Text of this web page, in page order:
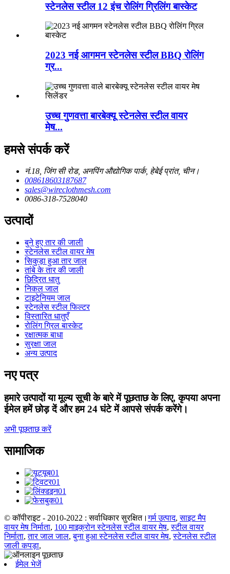
स्टेनलेस स्टील 12 इंच रोलिंग ग्रिलिंग बास्केट
2023 नई आगमन स्टेनलेस स्टील BBQ रोलिंग
ग्र...
उच्च गुणवत्ता बारबेक्यू स्टेनलेस स्टील वायर
मेष...
हमसे संपर्क करें
नं.18, जिंग सी रोड, अनपिंग औद्योगिक पार्क, हेबेई प्रांत, चीन।
008618603187687
sales@wireclothmesh.com
0086-318-7528040
उत्पादों
बुने हुए तार की जाली
स्टेनलेस स्टील वायर मेष
सिकुड़ा हुआ तार जाल
तांबे के तार की जाली
छिद्रित धातु
निकल जाल
टाइटेनियम जाल
स्टेनलेस स्टील फिल्टर
विस्तारित धातुएँ
रोलिंग ग्रिल बास्केट
रक्षात्मक बाधा
सुरक्षा जाल
अन्य उत्पाद
नए पत्र
हमारे उत्पादों या मूल्य सूची के बारे में पूछताछ के लिए, कृपया अपना
ईमेल हमें छोड़ दें और हम 24 घंटे में आपसे संपर्क करेंगे।
अभी पूछताछ करें
सामाजिक
© कॉपीराइट - 2010-2022 : सर्वाधिकार सुरक्षित।गर्म उत्पाद,साइट मैप
वायर मेष निर्माता, 100 माइक्रोन स्टेनलेस स्टील वायर मेष,स्टील वायर
निर्माता,तार जाल जाल,बुना हुआ स्टेनलेस स्टील वायर मेष,स्टेनलेस स्टील
जाली कपड़ा,
ईमेल भेजें